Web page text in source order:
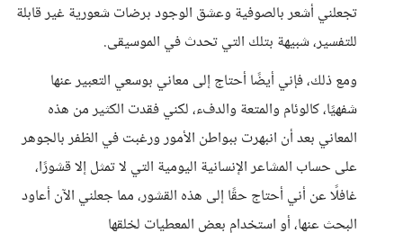
تجعلني أشعر بالصوفية وعشق الوجود برضات شعورية غير قابلة
للتفسير، شبيهة بتلك التي تحدث في الموسيقى.
ومع ذلك، فإني أيضًا أحتاج إلى معاني بوسعي التعبير عنها
شفهيًا، كالوئام والمتعة والدفء، لكني فقدت الكثير من هذه
المعاني بعد أن انبهرت ببواطن الأمور ورغبت في الظفر بالجوهر
على حساب المشاعر الإنسانية اليومية التي لا تمثل إلا قشورًا،
غافلًا عن أني أحتاج حقًا إلى هذه القشور، مما جعلني الآن أعاود
البحث عنها، أو استخدام بعض المعطيات لخلقها